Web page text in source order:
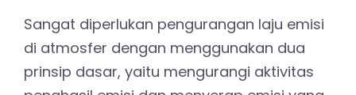
Sangat diperlukan pengurangan laju emisi
di atmosfer dengan menggunakan dua
prinsip dasar, yaitu mengurangi aktivitas